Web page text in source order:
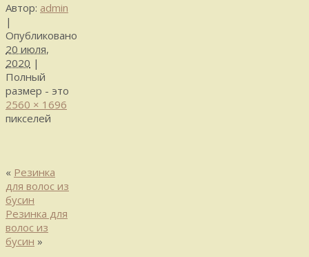
Автор: admin
|
Опубликовано
20 июля,
2020 |
Полный
размер - это
2560 × 1696
пикселей
« Резинка
для волос из
бусин
Резинка для
волос из
бусин »